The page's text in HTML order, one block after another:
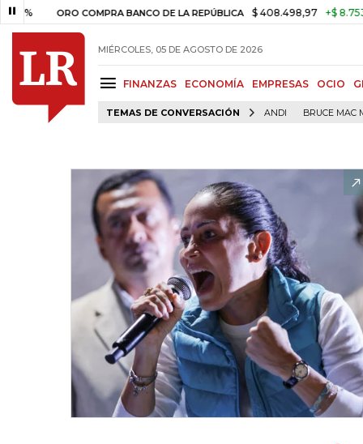
ORO COMPRA BANCO DE LA REPÚBLICA $ 408.498,97 +$ 8.753,81
MIÉRCOLES, 05 DE AGOSTO DE 2026
FINANZAS ECONOMÍA EMPRESAS OCIO
TEMAS DE CONVERSACIÓN ANDI BRUCE MAC